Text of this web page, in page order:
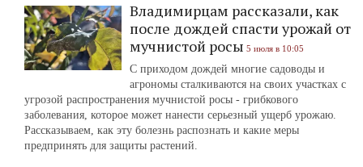
Владимирцам рассказали, как
после дождей спасти урожай от
мучнистой росы 5 июля в 10:05
С приходом дождей многие садоводы и
агрономы сталкиваются на своих участках с
угрозой распространения мучнистой росы - грибкового
заболевания, которое может нанести серьезный ущерб урожаю.
Рассказываем, как эту болезнь распознать и какие меры
предпринять для защиты растений.